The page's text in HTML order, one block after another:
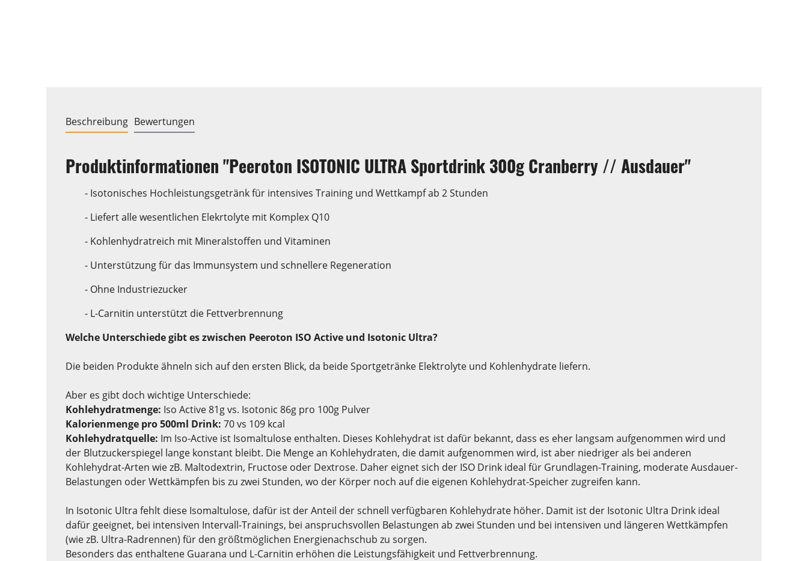
Beschreibung Bewertungen
Produktinformationen "Peeroton ISOTONIC ULTRA Sportdrink 300g Cranberry // Ausdauer"
- Isotonisches Hochleistungsgetränk für intensives Training und Wettkampf ab 2 Stunden
- Liefert alle wesentlichen Elekrtolyte mit Komplex Q10
- Kohlenhydratreich mit Mineralstoffen und Vitaminen
- Unterstützung für das Immunsystem und schnellere Regeneration
- Ohne Industriezucker
- L-Carnitin unterstützt die Fettverbrennung
Welche Unterschiede gibt es zwischen Peeroton ISO Active und Isotonic Ultra?
Die beiden Produkte ähneln sich auf den ersten Blick, da beide Sportgetränke Elektrolyte und Kohlenhydrate liefern.
Aber es gibt doch wichtige Unterschiede:
Kohlehydratmenge: Iso Active 81g vs. Isotonic 86g pro 100g Pulver
Kalorienmenge pro 500ml Drink: 70 vs 109 kcal
Kohlehydratquelle: Im Iso-Active ist Isomaltulose enthalten. Dieses Kohlehydrat ist dafür bekannt, dass es eher langsam aufgenommen wird und
der Blutzuckerspiegel lange konstant bleibt. Die Menge an Kohlehydraten, die damit aufgenommen wird, ist aber niedriger als bei anderen
Kohlehydrat-Arten wie zB. Maltodextrin, Fructose oder Dextrose. Daher eignet sich der ISO Drink ideal für Grundlagen-Training, moderate Ausdauer-
Belastungen oder Wettkämpfen bis zu zwei Stunden, wo der Körper noch auf die eigenen Kohlehydrat-Speicher zugreifen kann.
In Isotonic Ultra fehlt diese Isomaltulose, dafür ist der Anteil der schnell verfügbaren Kohlehydrate höher. Damit ist der Isotonic Ultra Drink ideal
dafür geeignet, bei intensiven Intervall-Trainings, bei anspruchsvollen Belastungen ab zwei Stunden und bei intensiven und längeren Wettkämpfen
(wie zB. Ultra-Radrennen) für den größtmöglichen Energienachschub zu sorgen.
Besonders das enthaltene Guarana und L-Carnitin erhöhen die Leistungsfähigkeit und Fettverbrennung.